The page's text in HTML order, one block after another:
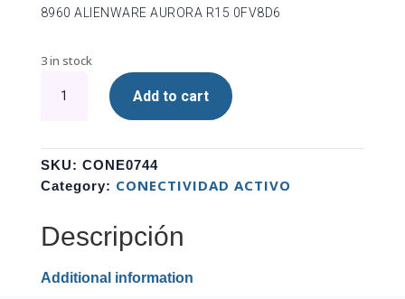
8960 ALIENWARE AURORA R15 0FV8D6
3 in stock
6DBI
PARA
XPS
8960
AURORA
Add to cart
SKU: CONE0744
Category: CONECTIVIDAD ACTIVO
Descripción
Additional information